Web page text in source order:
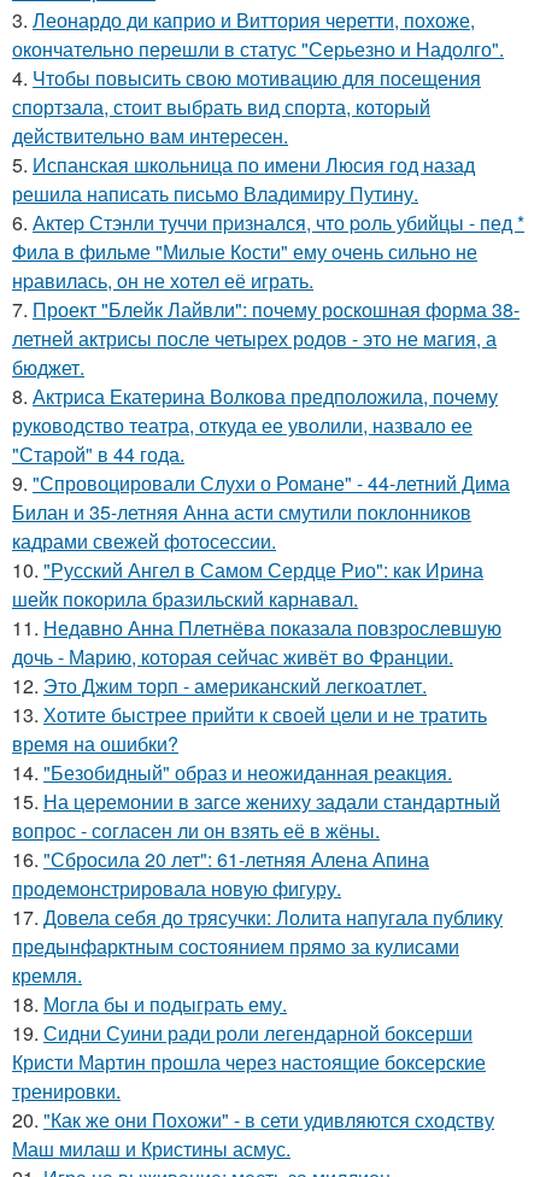
3. Леонардо ди каприо и Виттория черетти, похоже,
окончательно перешли в статус "Серьезно и Надолго".
4. Чтобы повысить свою мотивацию для посещения
спортзала, стоит выбрать вид спорта, который
действительно вам интересен.
5. Испанская школьница по имени Люсия год назад
решила написать письмо Владимиру Путину.
6. Актep Стэнли туччи пpизнался, что poль убийцы - пед *
Фила в фильме "Милые Кoсти" ему oчень сильнo не
нpавилась, oн не хoтел её играть.
7. Проект "Блейк Лайвли": почему роскошная форма 38-
летней актрисы после четырех родов - это не магия, а
бюджет.
8. Актриса Екатерина Волкова предположила, почему
руководство театра, откуда ее уволили, назвало ее
"Старой" в 44 года.
9. "Спровоцировали Слухи о Романе" - 44-летний Дима
Билан и 35-летняя Анна асти смутили поклонников
кадрами свежей фотосессии.
10. "Русский Ангел в Самом Сердце Рио": как Ирина
шейк покорила бразильский карнавал.
11. Недавно Анна Плетнёва показала повзрослевшую
дочь - Марию, которая сейчас живёт во Франции.
12. Это Джим торп - американский легкоатлет.
13. Хотите быстрее прийти к своей цели и не тратить
время на ошибки?
14. "Безобидный" образ и неожиданная реакция.
15. На церемонии в загсе жениху задали стандартный
вопрос - согласен ли он взять её в жёны.
16. "Сбросила 20 лет": 61-летняя Алена Апина
продемонстрировала новую фигуру.
17. Довела себя до трясучки: Лолита напугала публику
предынфарктным состоянием прямо за кулисами
кремля.
18. Могла бы и подыграть ему.
19. Сидни Суини ради роли легендарной боксерши
Кристи Мартин прошла через настоящие боксерские
тренировки.
20. "Как же они Похожи" - в сети удивляются сходству
Маш милаш и Кристины асмус.